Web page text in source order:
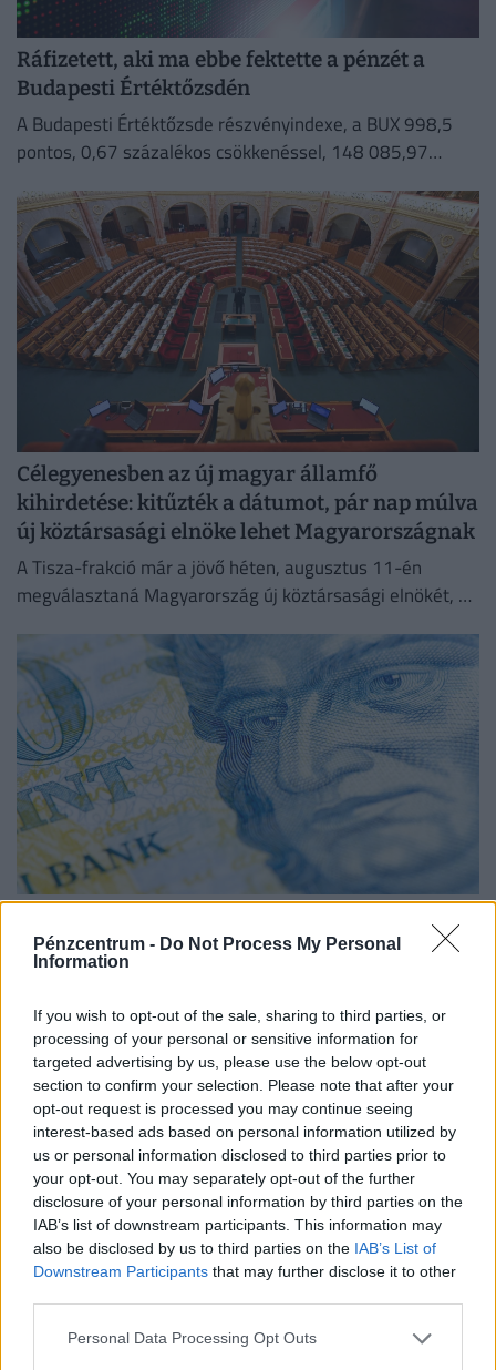
Pénzcentrum - Do Not Process My Personal
Information
If you wish to opt-out of the sale, sharing to third parties, or
processing of your personal or sensitive information for
targeted advertising by us, please use the below opt-out
section to confirm your selection. Please note that after your
opt-out request is processed you may continue seeing
interest-based ads based on personal information utilized by
us or personal information disclosed to third parties prior to
your opt-out. You may separately opt-out of the further
disclosure of your personal information by third parties on the
IAB’s list of downstream participants. This information may
also be disclosed by us to third parties on the IAB’s List of
Downstream Participants that may further disclose it to other
Personal Data Processing Opt Outs
Ráfizetett, aki ma ebbe fektette a pénzét a
Budapesti Értéktőzsdén
A Budapesti Értéktőzsde részvényindexe, a BUX 998,5
pontos, 0,67 százalékos csökkenéssel, 148 085,97
Célegyenesben az új magyar államfő
kihirdetése: kitűzték a dátumot, pár nap múlva
új köztársasági elnöke lehet Magyarországnak
A Tisza-frakció már a jövő héten, augusztus 11-én
megválasztaná Magyarország új köztársasági elnökét, az
Országgyűlésnek.
Ítéletet mondtak az elemzők, súlyos
következmények jöhetnek
Ugyan az ipari szereplők önkéntes árammegtakarítása
segít elkerülni a hálózat összeomlását, a kényszerű
leállások és a súlyos aszály hetente akár 0,1 százalékkal
is csökkenthetik a...